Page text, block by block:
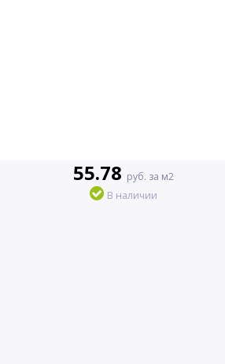
55.78 руб. за м2
В наличии